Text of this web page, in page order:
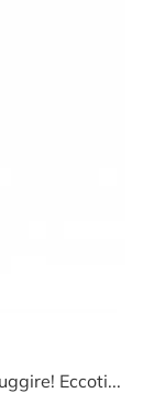
Un Lighting Design da non lasciarti sfuggire! Eccoti la lampada a sospensione moderna Japan S sospensione di Midj.